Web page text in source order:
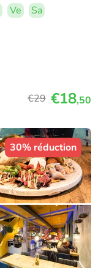
Ve
Sa
€29 €18,50
30% réduction